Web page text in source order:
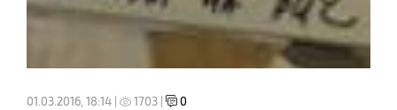
01.03.2016, 18:14 | 1703 | 0